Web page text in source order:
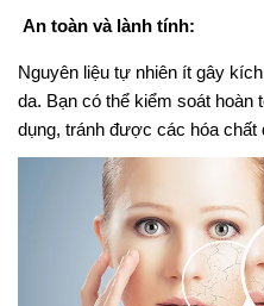
An toàn và lành tính:
Nguyên liệu tự nhiên ít gây
da. Bạn có thể kiểm soát hoàn
dụng, tránh được các hóa chất